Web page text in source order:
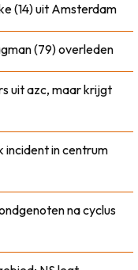
(14) uit Amsterdam
(79) overleden
uit azc, maar krijgt
incident in centrum
na cyclus